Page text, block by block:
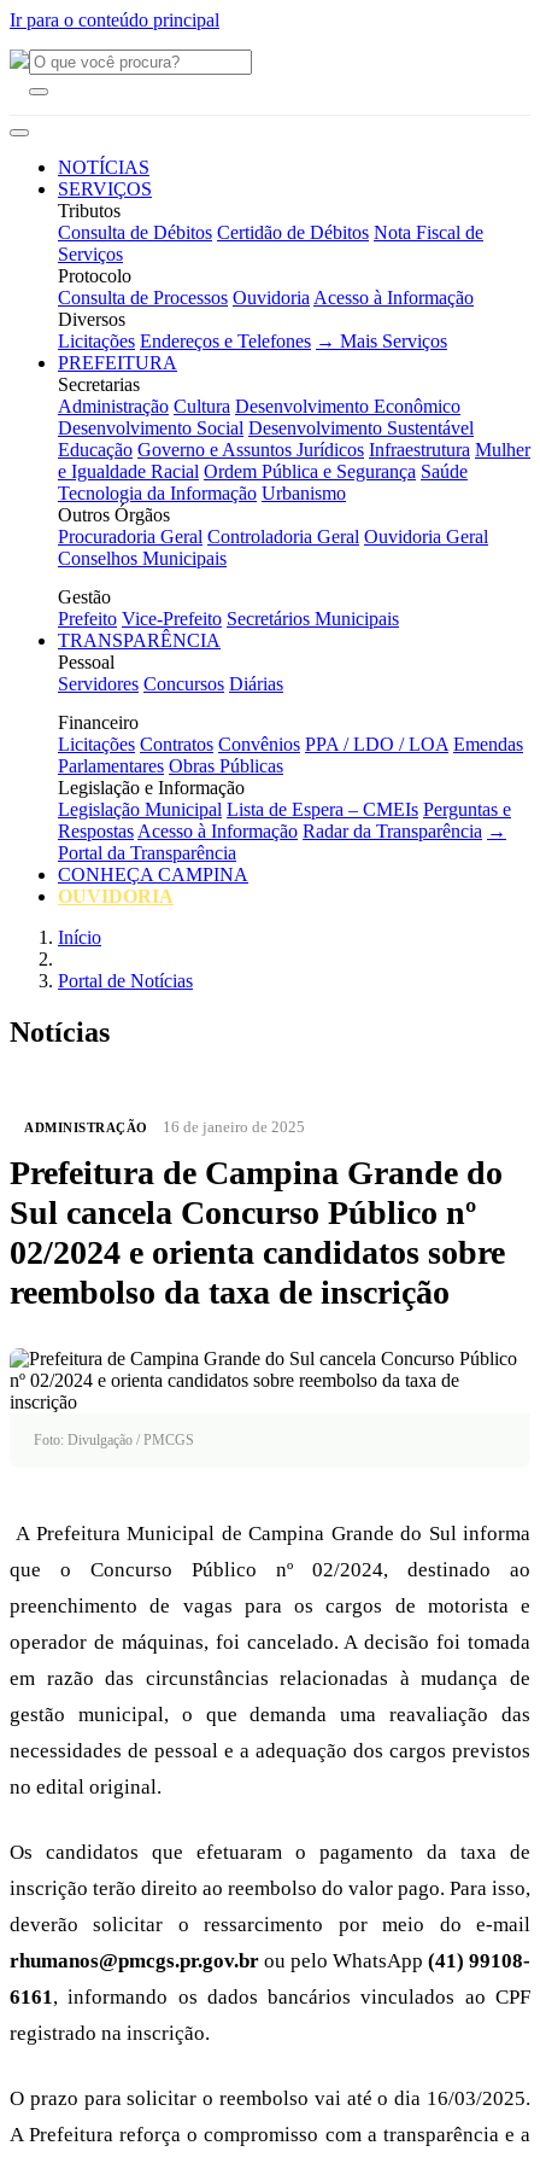
Ir para o conteúdo principal
NOTÍCIAS
SERVIÇOS
Tributos
Consulta de Débitos Certidão de Débitos Nota Fiscal de
Serviços
Protocolo
Consulta de Processos Ouvidoria Acesso à Informação
Diversos
Licitações Endereços e Telefones → Mais Serviços
PREFEITURA
Secretarias
Administração Cultura Desenvolvimento Econômico
Desenvolvimento Social Desenvolvimento Sustentável
Educação Governo e Assuntos Jurídicos Infraestrutura Mulher
e Igualdade Racial Ordem Pública e Segurança Saúde
Tecnologia da Informação Urbanismo
Outros Órgãos
Procuradoria Geral Controladoria Geral Ouvidoria Geral
Conselhos Municipais
Gestão
Prefeito Vice-Prefeito Secretários Municipais
TRANSPARÊNCIA
Pessoal
Servidores Concursos Diárias
Financeiro
Licitações Contratos Convênios PPA / LDO / LOA Emendas
Parlamentares Obras Públicas
Legislação e Informação
Legislação Municipal Lista de Espera – CMEIs Perguntas e
Respostas Acesso à Informação Radar da Transparência →
Portal da Transparência
CONHEÇA CAMPINA
OUVIDORIA
Início
Portal de Notícias
Notícias
ADMINISTRAÇÃO 16 de janeiro de 2025
Prefeitura de Campina Grande do
Sul cancela Concurso Público nº
02/2024 e orienta candidatos sobre
reembolso da taxa de inscrição
Foto: Divulgação / PMCGS
A Prefeitura Municipal de Campina Grande do Sul informa
que o Concurso Público nº 02/2024, destinado ao
preenchimento de vagas para os cargos de motorista e
operador de máquinas, foi cancelado. A decisão foi tomada
em razão das circunstâncias relacionadas à mudança de
gestão municipal, o que demanda uma reavaliação das
necessidades de pessoal e a adequação dos cargos previstos
no edital original.
Os candidatos que efetuaram o pagamento da taxa de
inscrição terão direito ao reembolso do valor pago. Para isso,
deverão solicitar o ressarcimento por meio do e-mail
rhumanos@pmcgs.pr.gov.br ou pelo WhatsApp (41) 99108-
6161, informando os dados bancários vinculados ao CPF
registrado na inscrição.
O prazo para solicitar o reembolso vai até o dia 16/03/2025.
A Prefeitura reforça o compromisso com a transparência e a